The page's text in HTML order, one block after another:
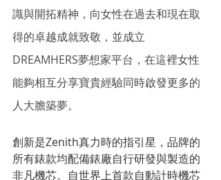
識與開拓精神，向女性在過去和現在取
得的卓越成就致敬，並成立
DREAMHERS夢想家平台，在這裡女性
能夠相互分享寶貴經驗同時啟發更多的
人大膽築夢。
創新是Zenith真力時的指引星，品牌的
所有錶款均配備錶廠自行研發與製造的
非凡機芯。自世界上首款自動計時機芯